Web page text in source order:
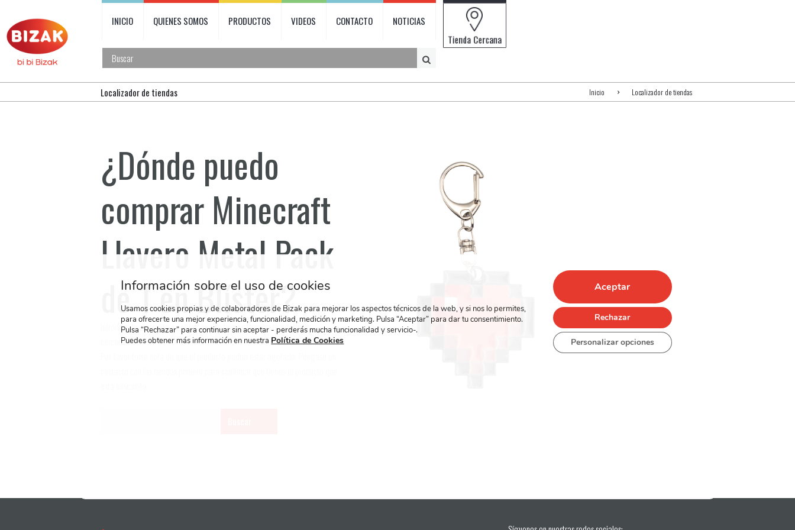
INICIO QUIENES SOMOS PRODUCTOS VIDEOS CONTACTO NOTICIAS
Localizador de tiendas Inicio Localizador de tiendas
¿Dónde puedo
comprarMinecraft
Llavero Metal Pack
de 1 en Blíster?
Introduce tu dirección o población y te buscaremos las tiendas más
cercanas:
Información sobre el uso de cookies
Usamos cookies propias y de colaboradores de Bizak para mejorar los aspectos técnicos de la web, y si nos lo permites,
para ofrecerte una mejor experiencia, funcionalidad, medición y marketing. Pulsa “Aceptar” para dar tu consentimiento.
Pulsa “Rechazar” para continuar sin aceptar - perderás mucha funcionalidad y servicio-.
Puedes obtener más información en nuestra Política de Cookies
Aceptar
Rechazar
Personalizar opciones